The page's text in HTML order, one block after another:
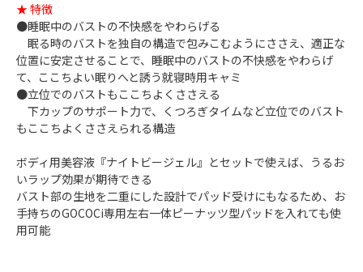
★ 特徴
●睡眠中のバストの不快感をやわらげる
眠る時のバストを独自の構造で包みこむようにささえ、適正な
位置に安定させることで、睡眠中のバストの不快感をやわらげ
て、ここちよい眠りへと誘う就寝時用キャミ
●立位でのバストもここちよくささえる
下カップのサポート力で、くつろぎタイムなど立位でのバスト
もここちよくささえられる構造
ボディ用美容液『ナイトビージェル』とセットで使えば、うるお
いラップ効果が期待できる
バスト部の生地を二重にした設計でパッド受けにもなるため、お
手持ちのGOCOCi専用左右一体ピーナッツ型パッドを入れても使
用可能